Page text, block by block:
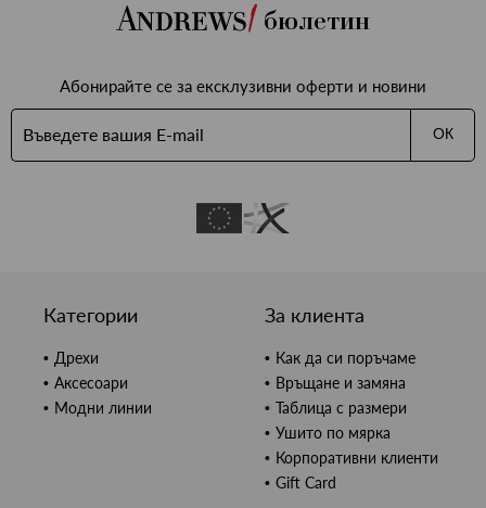
бюлетин
Абонирайте се за ексклузивни оферти и новини
ОК
Категории
Дрехи
Аксесоари
Модни линии
За клиента
Как да си поръчаме
Връщане и замяна
Таблица с размери
Ушито по мярка
Корпоративни клиенти
Gift Card